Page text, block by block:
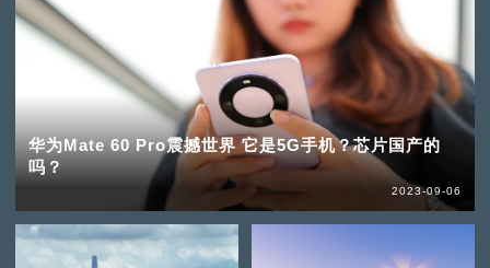
华为Mate 60 Pro震撼世界 它是5G手机？芯片国产的
吗？
2023-09-06